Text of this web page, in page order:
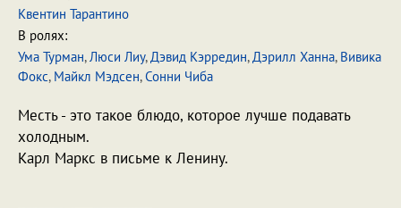
Квентин Тарантино
В ролях:
Ума Турман,Люси Лиу,Дэвид Кэрредин,Дэрилл Ханна, Вивика
Фокс, Майкл Мэдсен,Сонни Чиба
Месть - это такое блюдо, которое лучше подавать
холодным.
Карл Маркс в письме к Ленину.